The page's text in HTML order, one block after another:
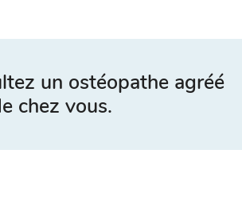
un ostéopathe agréé
chez vous.